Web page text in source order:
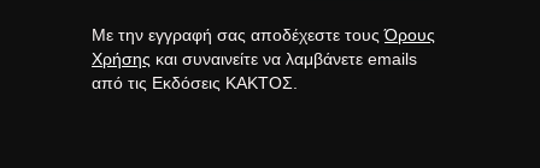
Με την εγγραφή σας αποδέχεστε τουςΌρους
Χρήσης και συναινείτε να λαμβάνετε emails
από τις Εκδόσεις ΚΑΚΤΟΣ.